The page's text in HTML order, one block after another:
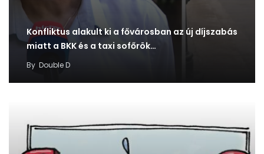
Konfliktus alakult ki a fővárosban az új díjszabás
miatt a BKK és a taxi sofőrök…
By Double D